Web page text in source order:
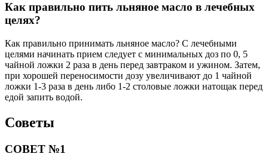
Как правильно пить льняное масло в лечебных
целях?
Как правильно принимать льняное масло? С лечебными
целями начинать прием следует с минимальных доз по 0, 5
чайной ложки 2 раза в день перед завтраком и ужином. Затем,
при хорошей переносимости дозу увеличивают до 1 чайной
ложки 1-3 раза в день либо 1-2 столовые ложки натощак перед
едой запить водой.
Советы
СОВЕТ №1